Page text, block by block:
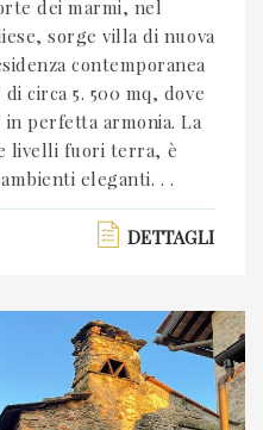
dei marmi, nel
sorge villa di nuova
contemporanea
circa 5. 500 mq, dove
perfetta armonia. La
livelli fuori terra, è
eleganti. . .
DETTAGLI